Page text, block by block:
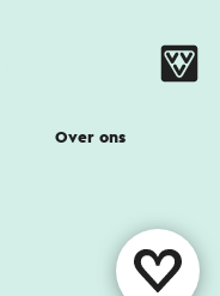
Over ons